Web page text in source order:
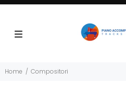
Home Compositori